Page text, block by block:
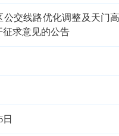
公交线路优化调整及天门
征求意见的公告